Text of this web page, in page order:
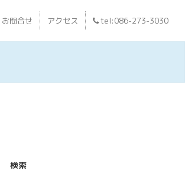
お問合せ アクセス tel:086-273-3030
検索